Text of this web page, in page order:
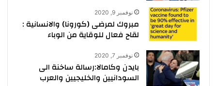
نوفمبر 9, 2020
مبروك لمرضى (كورونا) والانسانية :
لقاح فعال للوقاية من الوباء
نوفمبر 7, 2020
بايدن وكامالا:رسالة ساخنة الى
السودانيين والخليجيين والعرب